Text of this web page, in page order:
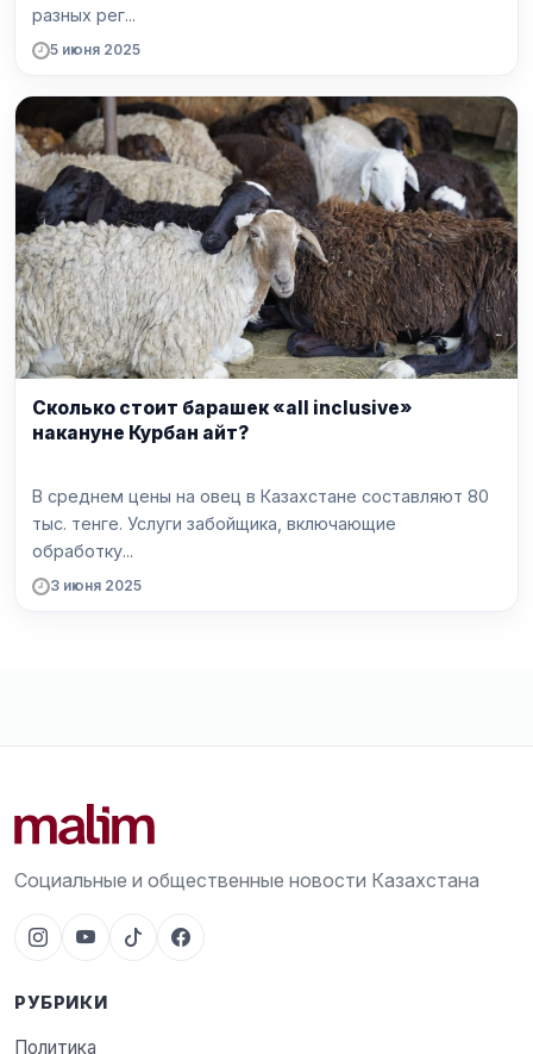
разных рег...
5 июня 2025
Сколько стоит барашек «all inclusive»
накануне Курбан айт?
В среднем цены на овец в Казахстане составляют 80
тыс. тенге. Услуги забойщика, включающие
обработку...
3 июня 2025
Социальные и общественные новости Казахстана
РУБРИКИ
Политика